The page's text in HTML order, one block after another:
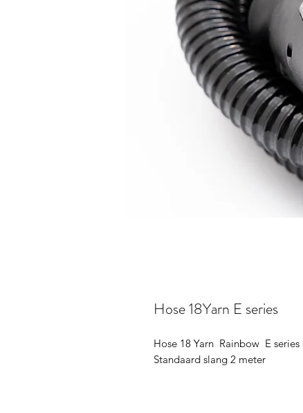
Hose 18Yarn E series
Hose 18 Yarn Rainbow E series
Standaard slang 2 meter